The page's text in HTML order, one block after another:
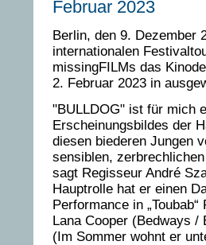
Februar 2023
Berlin, den 9. Dezember
internationalen
missingFILMs das
2. Februar 2023 in
"BULLDOG" ist für mich
Erscheinungsbildes der
diesen biederen Jungen
sensiblen,
sagt Regisseur André
Hauptrolle hat er einen
Performance in
Lana Cooper (Bedways /
(Im Sommer wohnt er